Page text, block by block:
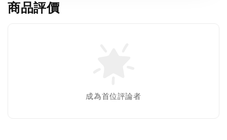
商品評價
成為首位評論者